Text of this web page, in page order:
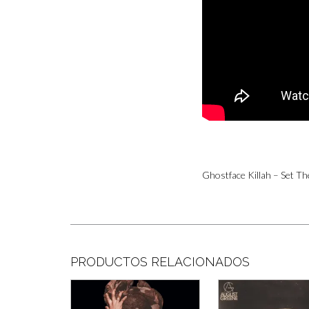
Ghostface Killah – Set
PRODUCTOS RELACIONADOS